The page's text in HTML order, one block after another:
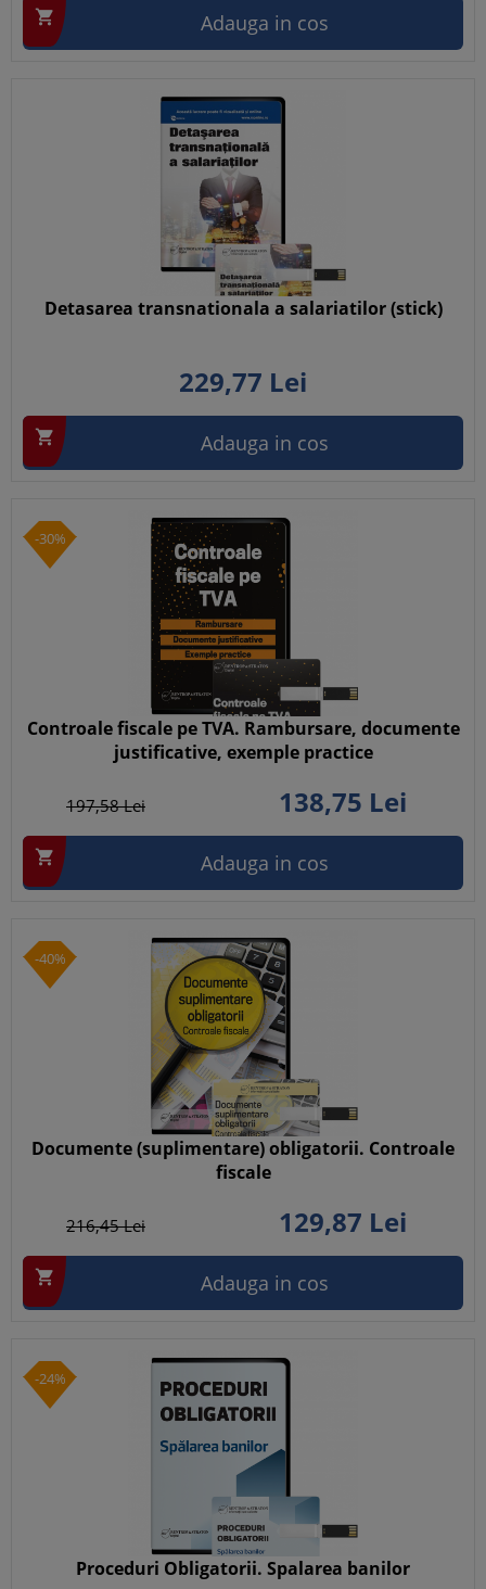
 Adauga in cos
Detasarea transnationala a salariatilor (stick)
229,77 Lei
 Adauga in cos
-30%
Controale fiscale pe TVA. Rambursare, documente
justificative, exemple practice
197,58Lei 138,75 Lei
 Adauga in cos
-40%
Documente (suplimentare) obligatorii. Controale
fiscale
216,45Lei 129,87 Lei
 Adauga in cos
-24%
Proceduri Obligatorii. Spalarea banilor